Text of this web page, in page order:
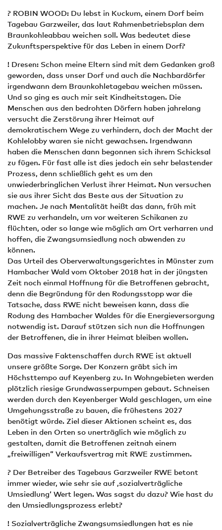
? ROBIN WOOD: Du lebst in Kuckum, einem Dorf beim
Tagebau Garzweiler, das laut Rahmenbetriebsplan dem
Braunkohleabbau weichen soll. Was bedeutet diese
Zukunftsperspektive für das Leben in einem Dorf?
! Dresen: Schon meine Eltern sind mit dem Gedanken groß
geworden, dass unser Dorf und auch die Nachbardörfer
irgendwann dem Braunkohletagebau weichen müssen.
Und so ging es auch mir seit Kindheitstagen. Die
Menschen aus den bedrohten Dörfern haben jahrelang
versucht die Zerstörung ihrer Heimat auf
demokratischem Wege zu verhindern, doch der Macht der
Kohlelobby waren sie nicht gewachsen. Irgendwann
haben die Menschen dann begonnen sich ihrem Schicksal
zu fügen. Für fast alle ist dies jedoch ein sehr belastender
Prozess, denn schließlich geht es um den
unwiederbringlichen Verlust ihrer Heimat. Nun versuchen
sie aus ihrer Sicht das Beste aus der Situation zu
machen. Je nach Mentalität heißt das dann, früh mit
RWE zu verhandeln, um vor weiteren Schikanen zu
flüchten, oder so lange wie möglich am Ort verharren und
hoffen, die Zwangsumsiedlung noch abwenden zu
können.
Das Urteil des Oberverwaltungsgerichtes in Münster zum
Hambacher Wald vom Oktober 2018 hat in der jüngsten
Zeit noch einmal Hoffnung für die Betroffenen gebracht,
denn die Begründung für den Rodungsstopp war die
Tatsache, dass RWE nicht beweisen kann, dass die
Rodung des Hambacher Waldes für die Energieversorgung
notwendig ist. Darauf stützen sich nun die Hoffnungen
der Betroffenen, die in ihrer Heimat bleiben wollen.
Das massive Faktenschaffen durch RWE ist aktuell
unsere größte Sorge. Der Konzern gräbt sich im
Höchsttempo auf Keyenberg zu. In Wohngebieten werden
plötzlich riesige Grundwasserpumpen gebaut. Schneisen
werden durch den Keyenberger Wald geschlagen, um eine
Umgehungsstraße zu bauen, die frühestens 2027
benötigt würde. Ziel dieser Aktionen scheint es, das
Leben in den Orten so unerträglich wie möglich zu
gestalten, damit die Betroffenen zeitnah einem
„freiwilligen“ Verkaufsvertrag mit RWE zustimmen.
? Der Betreiber des Tagebaus Garzweiler RWE betont
immer wieder, wie sehr sie auf ‚sozialverträgliche
Umsiedlung‘ Wert legen. Was sagst du dazu? Wie hast du
den Umsiedlungsprozess erlebt?
! Sozialverträgliche Zwangsumsiedlungen hat es nie